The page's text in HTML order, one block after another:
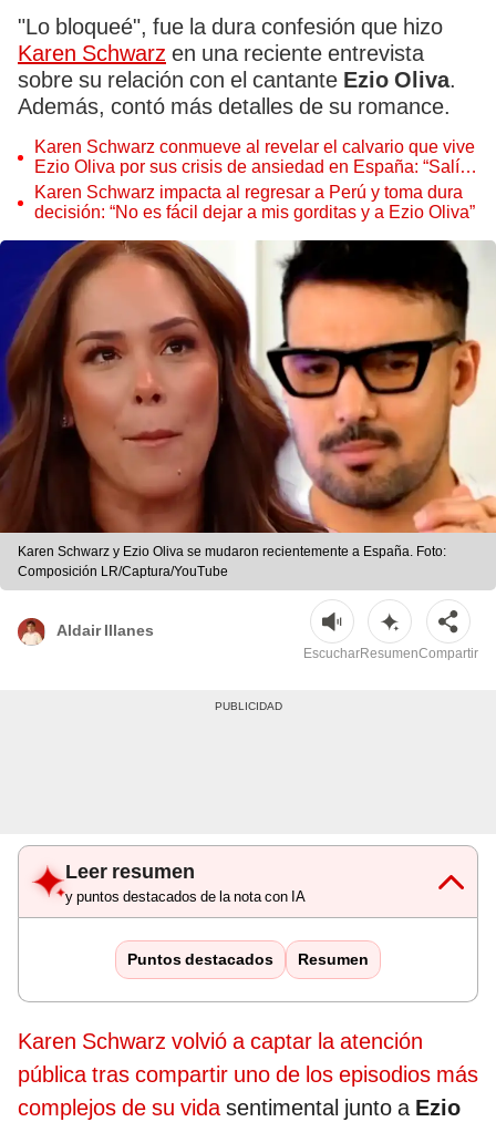
"Lo bloqueé", fue la dura confesión que hizo
Karen Schwarz en una reciente entrevista
sobre su relación con el cantante Ezio Oliva.
Además, contó más detalles de su romance.
Karen Schwarz conmueve al revelar el calvario que vive
Ezio Oliva por sus crisis de ansiedad en España: “Salí
corriendo tras él”
Karen Schwarz impacta al regresar a Perú y toma dura
decisión: “No es fácil dejar a mis gorditas y a Ezio Oliva”
Karen Schwarz y Ezio Oliva se mudaron recientemente a España. Foto:
Composición LR/Captura/YouTube
Aldair Illanes
EscucharResumenCompartir
Leer resumen
y puntos destacados de la nota con IA
Puntos destacados Resumen
Karen Schwarz volvió a captar la atención
pública tras compartir uno de los episodios más
complejos de su vidasentimental junto a Ezio